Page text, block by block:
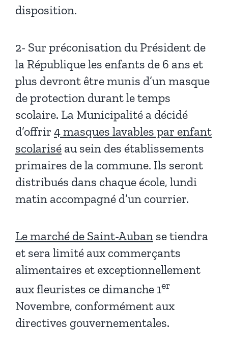
disposition.
2- Sur préconisation du Président de
la République les enfants de 6 ans et
plus devront être munis d’un masque
de protection durant le temps
scolaire. La Municipalité a décidé
d’offrir 4 masques lavables par enfant
scolarisé au sein des établissements
primaires de la commune. Ils seront
distribués dans chaque école, lundi
matin accompagné d’un courrier.
Le marché de Saint-Auban se tiendra
et sera limité aux commerçants
alimentaires et exceptionnellement
aux fleuristes ce dimanche 1er
Novembre, conformément aux
directives gouvernementales.